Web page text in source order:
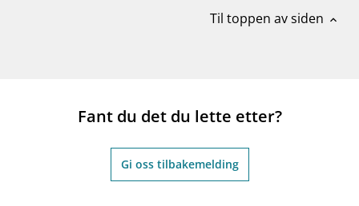
Til toppen av siden expand_less
Fant du det du lette etter?
Gi oss tilbakemelding